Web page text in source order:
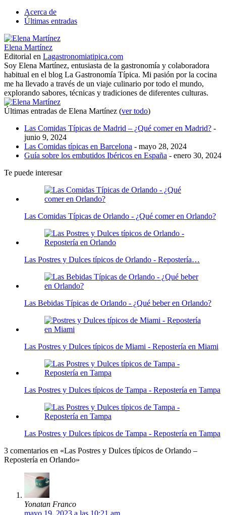
Acerca de
Últimas entradas
Elena Martínez
Editorial en Lagastronomiatipica.com
Soy Elena Martínez, entusiasta de la gastronomía y colaboradora
habitual en el blog La Gastronomía Típica. Mi pasión por la cocina
me ha llevado a través de un viaje culinario por todo el mundo,
explorando sabores, técnicas y tradiciones de diferentes culturas.
Últimas entradas de Elena Martínez (ver todo)
Las Comidas Típicas de Madrid – ¿Qué comer en Madrid? -
junio 9, 2024
Las Comidas típicas en Barcelona - mayo 28, 2024
Guía sobre los embutidos Ibéricos en España - enero 30, 2024
Te puede interesar
Las Comidas Típicas de Orlando - ¿Qué comer en Orlando?
Las Postres y Dulces típicos de Orlando - Repostería…
Las Bebidas Típicas de Orlando - ¿Qué beber en Orlando?
Las Postres y Dulces típicos de Miami - Repostería en Miami
Las Postres y Dulces típicos de Tampa - Repostería en Tampa
Las Postres y Dulces típicos de Tampa - Repostería en Tampa
3 comentarios en «Las Postres y Dulces típicos de Orlando –
Repostería en Orlando»
Yonatan Franco